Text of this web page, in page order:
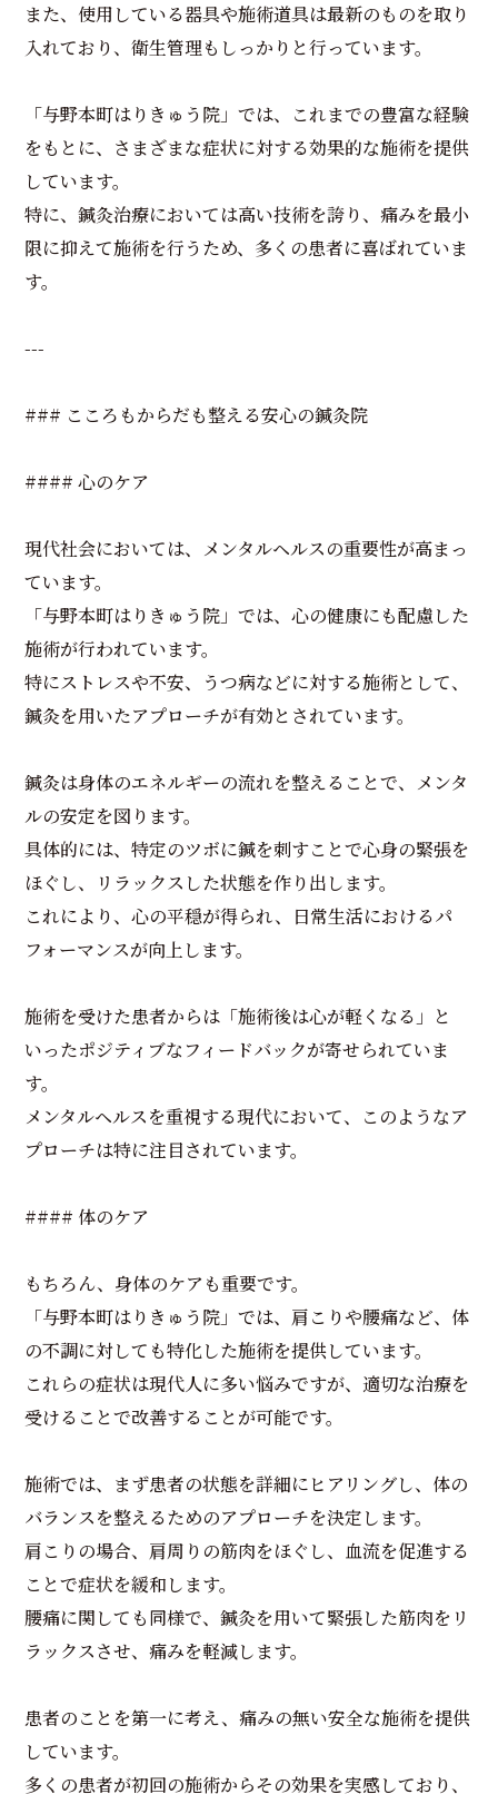
また、使用している器具や施術道具は最新のものを取り
入れており、衛生管理もしっかりと行っています。
「与野本町はりきゅう院」では、これまでの豊富な経験
をもとに、さまざまな症状に対する効果的な施術を提供
しています。
特に、鍼灸治療においては高い技術を誇り、痛みを最小
限に抑えて施術を行うため、多くの患者に喜ばれていま
す。
---
### こころもからだも整える安心の鍼灸院
#### 心のケア
現代社会においては、メンタルヘルスの重要性が高まっ
ています。
「与野本町はりきゅう院」では、心の健康にも配慮した
施術が行われています。
特にストレスや不安、うつ病などに対する施術として、
鍼灸を用いたアプローチが有効とされています。
鍼灸は身体のエネルギーの流れを整えることで、メンタ
ルの安定を図ります。
具体的には、特定のツボに鍼を刺すことで心身の緊張を
ほぐし、リラックスした状態を作り出します。
これにより、心の平穏が得られ、日常生活におけるパ
フォーマンスが向上します。
施術を受けた患者からは「施術後は心が軽くなる」と
いったポジティブなフィードバックが寄せられていま
す。
メンタルヘルスを重視する現代において、このようなア
プローチは特に注目されています。
#### 体のケア
もちろん、身体のケアも重要です。
「与野本町はりきゅう院」では、肩こりや腰痛など、体
の不調に対しても特化した施術を提供しています。
これらの症状は現代人に多い悩みですが、適切な治療を
受けることで改善することが可能です。
施術では、まず患者の状態を詳細にヒアリングし、体の
バランスを整えるためのアプローチを決定します。
肩こりの場合、肩周りの筋肉をほぐし、血流を促進する
ことで症状を緩和します。
腰痛に関しても同様で、鍼灸を用いて緊張した筋肉をリ
ラックスさせ、痛みを軽減します。
患者のことを第一に考え、痛みの無い安全な施術を提供
しています。
多くの患者が初回の施術からその効果を実感しており、